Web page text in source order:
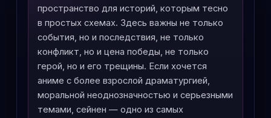
пространство для историй, которым тесно
в простых схемах. Здесь важны не только
события, но и последствия, не только
конфликт, но и цена победы, не только
герой, но и его трещины. Если хочется
аниме с более взрослой драматургией,
моральной неоднозначностью и серьезными
темами, сейнен — одно из самых